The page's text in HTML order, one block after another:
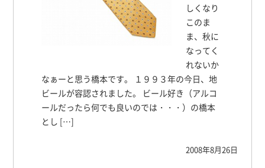
しくなり
このま
ま、秋に
なってく
れないか
なぁーと思う橋本です。 １９９３年の今日、地
ビールが容認されました。 ビール好き（アルコ
ールだったら何でも良いのでは・・・）の橋本
とし […]
2008年8月26日